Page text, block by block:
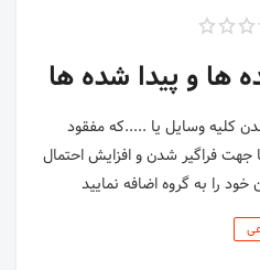
ها و پیدا شده ها
کلیه وسایل یا .....که مفقود
فراگیر شدن و افزایش احتمال
را به گروه اضافه نمایید